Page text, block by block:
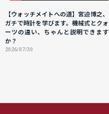
【ウォッチメイトへの道】宮迫博之、
ガチで時計を学びます。機械式とクォ
ーツの違い、ちゃんと説明できます
か？
2026/07/30